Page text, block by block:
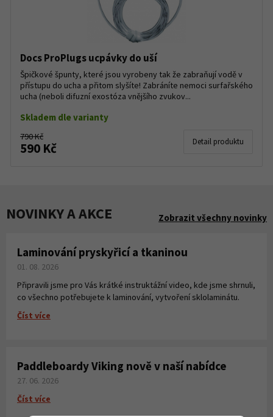
Docs ProPlugs ucpávky do uší
Špičkové špunty, které jsou vyrobeny tak že zabraňují vodě v
přístupu do ucha a přitom slyšíte! Zabráníte nemoci surfařského
ucha (neboli difuzní exostóza vnějšího zvukov...
Skladem dle varianty
790 Kč
590 Kč Detail produktu
NOVINKY A AKCE Zobrazit všechny novinky
Laminování pryskyřicí a tkaninou
01. 08. 2026
Připravili jsme pro Vás krátké instruktážní video, kde jsme shrnuli,
co všechno potřebujete k laminování, vytvoření sklolaminátu.
Číst více
Paddleboardy Viking nově v naší nabídce
27. 06. 2026
Číst více